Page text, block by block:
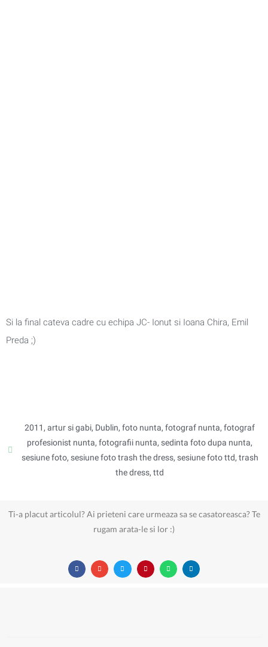
Si la final cateva cadre cu echipa JC- Ionut si Ioana Chira, Emil
Preda ;)
2011 , artur si gabi, Dublin, foto nunta, fotograf nunta, fotograf
profesionist nunta, fotografii nunta, sedinta foto dupa nunta,
sesiune foto, sesiune foto trash the dress, sesiune foto ttd, trash
the dress, ttd
Ti-a placut articolul? Ai prieteni care urmeaza sa se casatoreasca? Te
rugam arata-le si lor :)